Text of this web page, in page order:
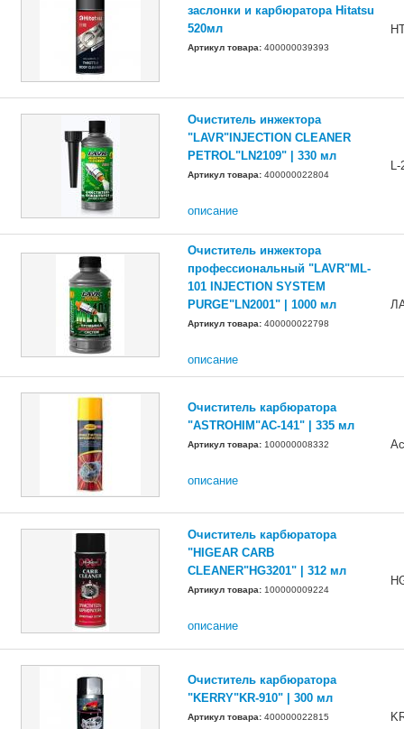
заслонки и карбюратора Hitatsu
520мл
Артикул товара: 400000039393
Очиститель инжектора
"LAVR"INJECTION CLEANER
PETROL"LN2109" | 330 мл
Артикул товара: 400000022804
описание
L-
Очиститель инжектора
профессиональный "LAVR"ML-
101 INJECTION SYSTEM
PURGE"LN2001" | 1000 мл
Артикул товара: 400000022798
описание
Очиститель карбюратора
"ASTROHIM"АС-141" | 335 мл
Артикул товара: 100000008332
описание
Очиститель карбюратора
"HIGEAR CARB
CLEANER"HG3201" | 312 мл
Артикул товара: 100000009224
описание
Очиститель карбюратора
"KERRY"KR-910" | 300 мл
Артикул товара: 400000022815